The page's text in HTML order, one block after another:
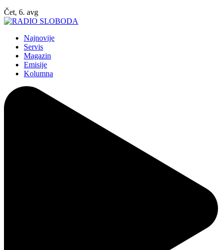
Čet, 6. avg
Najnovije
Servis
Magazin
Emisije
Kolumna